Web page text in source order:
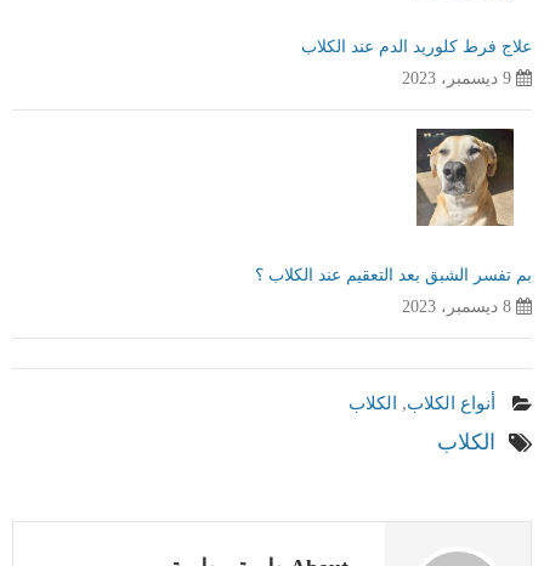
علاج فرط كلوريد الدم عند الكلاب
9 ديسمبر، 2023
بم تفسر الشبق بعد التعقيم عند الكلاب ؟
8 ديسمبر، 2023
أنواع الكلاب, الكلاب
الكلاب